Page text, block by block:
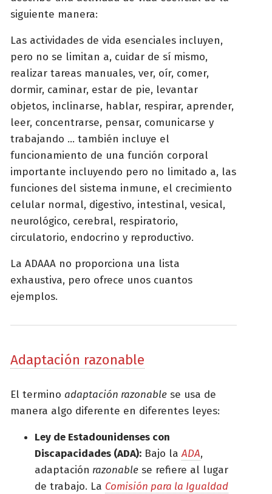
siguiente manera:
Las actividades de vida esenciales incluyen,
pero no se limitan a, cuidar de sí mismo,
realizar tareas manuales, ver, oír, comer,
dormir, caminar, estar de pie, levantar
objetos, inclinarse, hablar, respirar, aprender,
leer, concentrarse, pensar, comunicarse y
trabajando ... también incluye el
funcionamiento de una función corporal
importante incluyendo pero no limitado a, las
funciones del sistema inmune, el crecimiento
celular normal, digestivo, intestinal, vesical,
neurológico, cerebral, respiratorio,
circulatorio, endocrino y reproductivo.
La ADAAA no proporciona una lista
exhaustiva, pero ofrece unos cuantos
ejemplos.
Adaptación razonable
El termino adaptación razonable se usa de
manera algo diferente en diferentes leyes:
Ley de Estadounidenses con
Discapacidades (ADA): Bajo laADA,
adaptación razonable se refiere al lugar
de trabajo. La Comisión para la Igualdad